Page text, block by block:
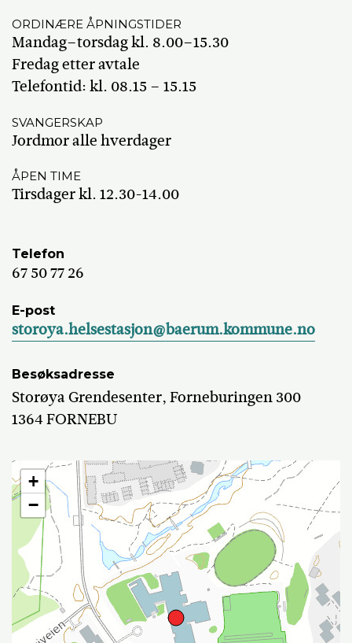
ORDINÆRE ÅPNINGSTIDER
Mandag–torsdag kl. 8.00–15.30
Fredag etter avtale
Telefontid: kl. 08.15 – 15.15
SVANGERSKAP
Jordmor alle hverdager
ÅPEN TIME
Tirsdager kl. 12.30-14.00
Telefon
67 50 77 26
E-post
storoya.helsestasjon@baerum.kommune.no
Besøksadresse
Storøya Grendesenter, Forneburingen 300
1364 FORNEBU
+
−